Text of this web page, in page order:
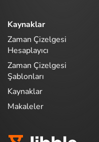
Kaynaklar
Zaman Çizelgesi
Hesaplayıcı
Zaman Çizelgesi
Şablonları
Kaynaklar
Makaleler